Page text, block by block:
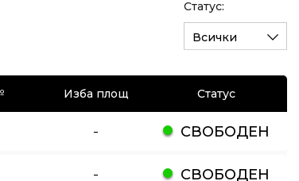
Статус:
Всички
Изба площ Статус
- СВОБОДЕН
- СВОБОДЕН